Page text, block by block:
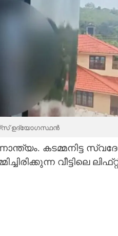
ഉദ്യോഗസ്ഥൻ
കടമ്മനിട്ട
വീട്ടിലെ